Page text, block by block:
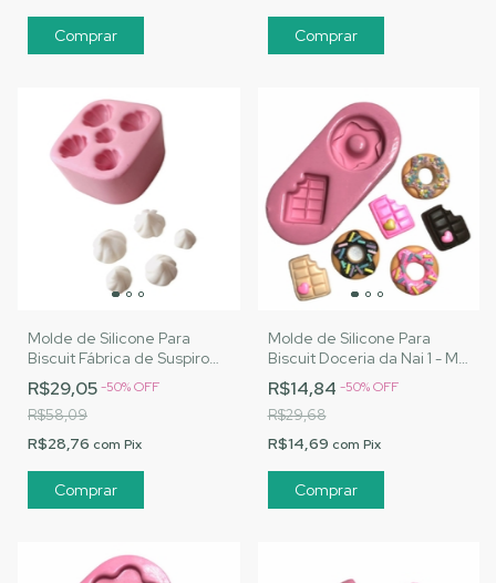
Molde de Silicone Para
Biscuit Fábrica de Suspiro
|Cód. 2826
R$29,05-50%OFF
R$58,09
R$28,76 com Pix
Molde de Silicone Para
Biscuit Doceria da Nai 1 - MJ
Artesanatos |Cód. 2829
R$14,84 -50%OFF
R$29,68
R$14,69 com Pix